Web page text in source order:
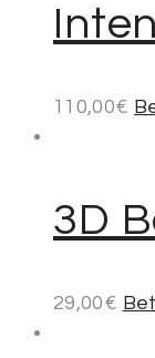
110,00€
3D
29,00€